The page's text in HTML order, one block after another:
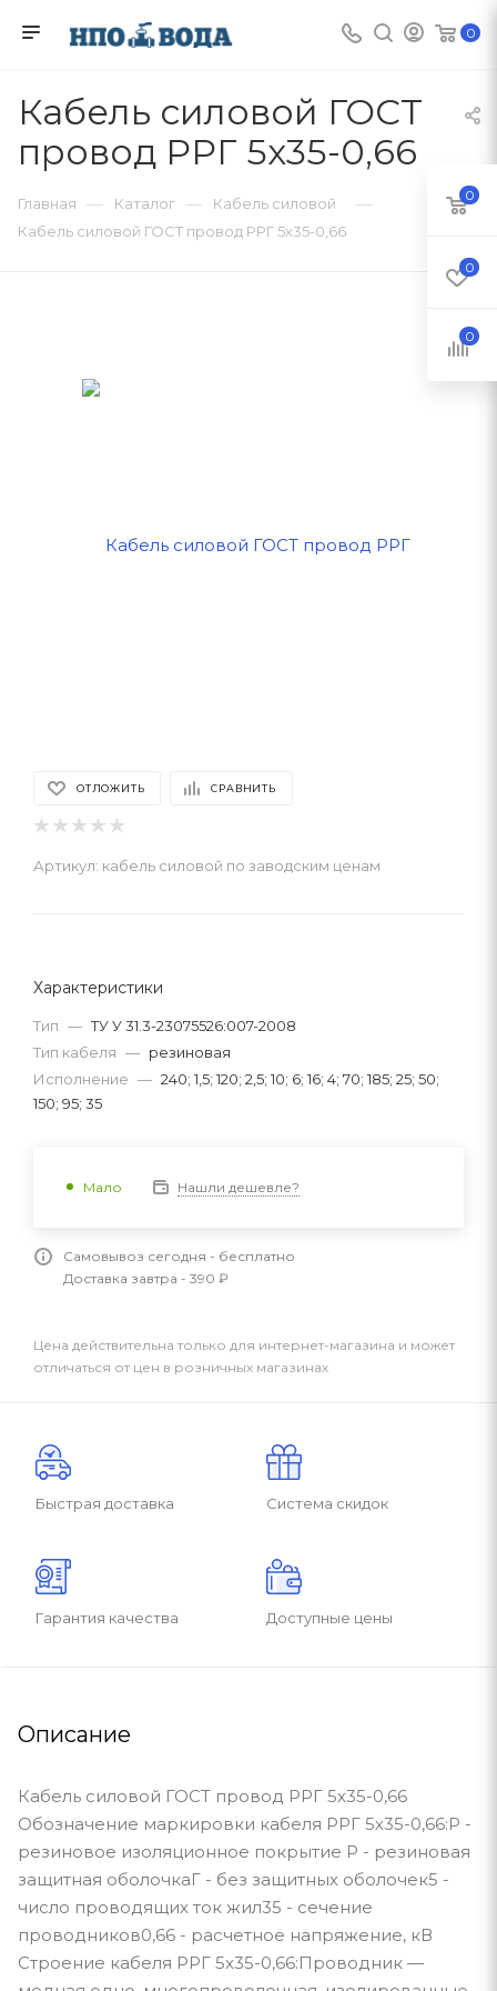
0
Кабель силовой ГОСТ
провод РРГ 5х35-0,66
Главная — Каталог — Кабель силовой —
Кабель силовой ГОСТ провод РРГ 5х35-0,66
ОТЛОЖИТЬ СРАВНИТЬ
Артикул: кабель силовой по заводским ценам
Характеристики
Тип — ТУ У 31.3-23075526:007-2008
Тип кабеля — резиновая
Исполнение — 240; 1,5; 120; 2,5; 10; 6; 16; 4; 70; 185; 25; 50;
150; 95; 35
Мало Нашли дешевле?
Самовывоз сегодня - бесплатно
Доставка завтра - 390 ₽
Цена действительна только для интернет-магазина и может
отличаться от цен в розничных магазинах
Быстрая доставка Система скидок
Гарантия качества Доступные цены
Описание
Кабель силовой ГОСТ провод РРГ 5х35-0,66
Обозначение маркировки кабеля РРГ 5х35-0,66:Р -
резиновое изоляционное покрытие Р - резиновая
защитная оболочкаГ - без защитных оболочек5 -
число проводящих ток жил35 - сечение
проводников0,66 - расчетное напряжение, кВ
Строение кабеля РРГ 5х35-0,66:Проводник —
0
0
0